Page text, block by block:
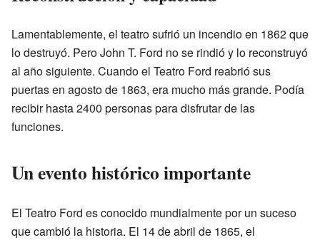
Lamentablemente, el teatro sufrió un incendio en 1862 que
lo destruyó. Pero John T. Ford no se rindió y lo reconstruyó
al año siguiente. Cuando el Teatro Ford reabrió sus
puertas en agosto de 1863, era mucho más grande. Podía
recibir hasta 2400 personas para disfrutar de las
funciones.
Un evento histórico importante
El Teatro Ford es conocido mundialmente por un suceso
que cambió la historia. El 14 de abril de 1865, el